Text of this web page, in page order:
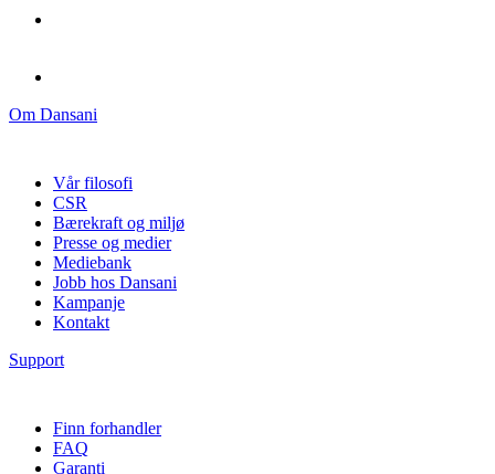
Om Dansani
Vår filosofi
CSR
Bærekraft og miljø
Presse og medier
Mediebank
Jobb hos Dansani
Kampanje
Kontakt
Support
Finn forhandler
FAQ
Garanti